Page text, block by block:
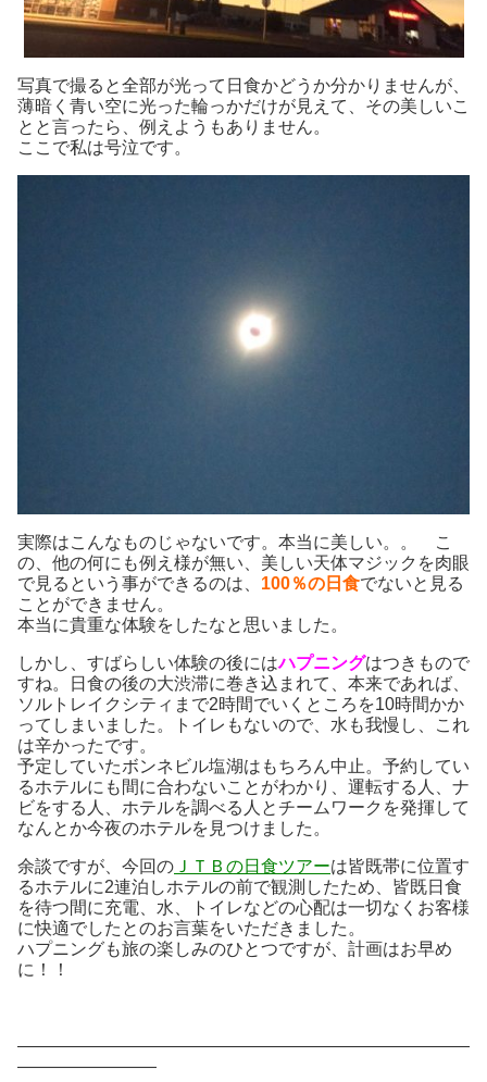
写真で撮ると全部が光って日食かどうか分かりませんが、
薄暗く青い空に光った輪っかだけが見えて、その美しいこ
とと言ったら、例えようもありません。
ここで私は号泣です。
実際はこんなものじゃないです。本当に美しい。。 こ
の、他の何にも例え様が無い、美しい天体マジックを肉眼
で見るという事ができるのは、 100％の日食でないと見る
ことができません。
本当に貴重な体験をしたなと思いました。
しかし、すばらしい体験の後にはハプニングはつきもので
すね。日食の後の大渋滞に巻き込まれて、本来であれば、
ソルトレイクシティまで2時間でいくところを10時間かか
ってしまいました。トイレもないので、水も我慢し、これ
は辛かったです。
予定していたボンネビル塩湖はもちろん中止。予約してい
るホテルにも間に合わないことがわかり、運転する人、ナ
ビをする人、ホテルを調べる人とチームワークを発揮して
なんとか今夜のホテルを見つけました。
余談ですが、今回の ＪＴＢの日食ツアーは皆既帯に位置す
るホテルに2連泊しホテルの前で観測したため、皆既日食
を待つ間に充電、水、トイレなどの心配は一切なくお客様
に快適でしたとのお言葉をいただきました。
ハプニングも旅の楽しみのひとつですが、計画はお早め
に！！
——————————————————————————
————————